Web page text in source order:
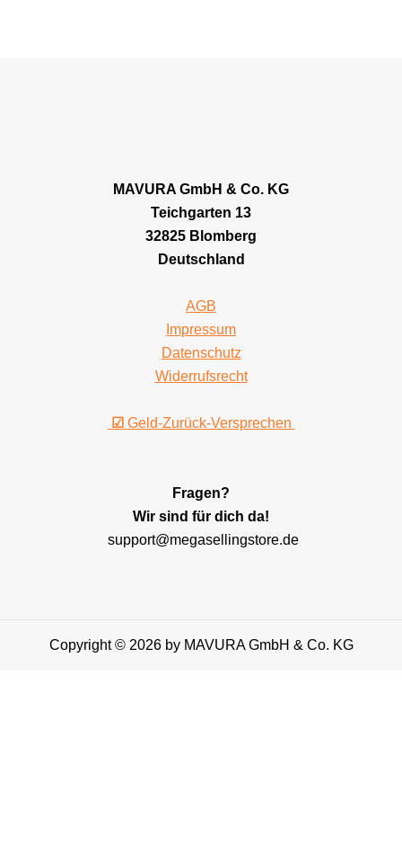
MAVURA GmbH & Co. KG
Teichgarten 13
32825 Blomberg
Deutschland
AGB
Impressum
Datenschutz
Widerrufsrecht
☑ Geld-Zurück-Versprechen
Fragen?
Wir sind für dich da!
support@megasellingstore.de
Copyright © 2026 by MAVURA GmbH & Co. KG